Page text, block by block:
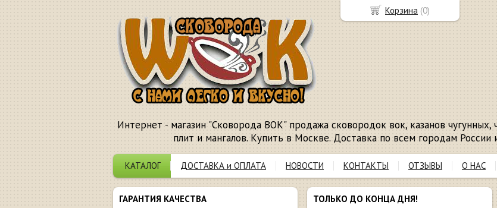
Интернет - магазин "Сковорода ВОК" продажа сковородок вок, казанов чугунных,
плит и мангалов. Купить в Москве. Доставка по всем городам России
КАТАЛОГ ДОСТАВКА и ОПЛАТА НОВОСТИ КОНТАКТЫ ОТЗЫВЫ О НАС
ГАРАНТИЯ КАЧЕСТВА ТОЛЬКО ДО КОНЦА ДНЯ!
Корзина (0)